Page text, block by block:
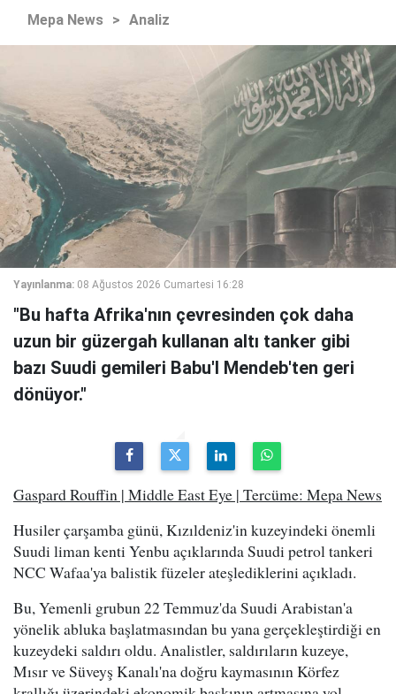
Mepa News > Analiz
Yayınlanma: 08 Ağustos 2026 Cumartesi 16:28
"Bu hafta Afrika'nın çevresinden çok daha
uzun bir güzergah kullanan altı tanker gibi
bazı Suudi gemileri Babu'l Mendeb'ten geri
dönüyor."
Gaspard Rouffin | Middle East Eye | Tercüme: Mepa News
Husiler çarşamba günü, Kızıldeniz'in kuzeyindeki önemli
Suudi liman kenti Yenbu açıklarında Suudi petrol tankeri
NCC Wafaa'ya balistik füzeler ateşlediklerini açıkladı.
Bu, Yemenli grubun 22 Temmuz'da Suudi Arabistan'a
yönelik abluka başlatmasından bu yana gerçekleştirdiği en
kuzeydeki saldırı oldu. Analistler, saldırıların kuzeye,
Mısır ve Süveyş Kanalı'na doğru kaymasının Körfez